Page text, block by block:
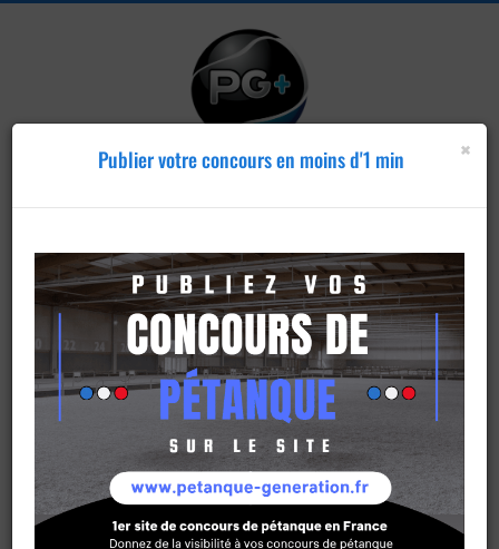
Publier un
concours
×
Publier votre concours en moins d'1 min